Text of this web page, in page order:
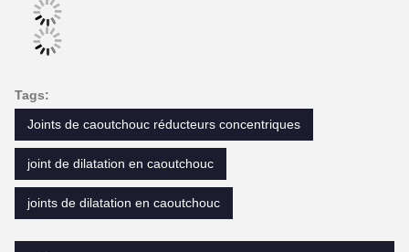
Tags:
Joints de caoutchouc réducteurs concentriques
joint de dilatation en caoutchouc
joints de dilatation en caoutchouc